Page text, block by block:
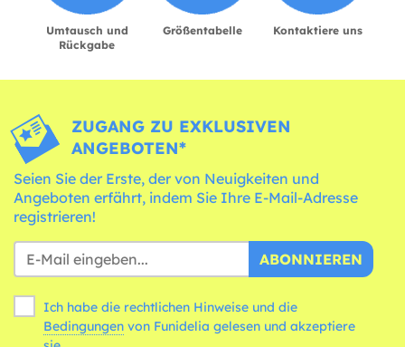
Umtausch und
Rückgabe
Größentabelle Kontaktiere uns
ZUGANG ZU EXKLUSIVEN
ANGEBOTEN*
Seien Sie der Erste, der von Neuigkeiten und
Angeboten erfährt, indem Sie Ihre E-Mail-Adresse
registrieren!
ABONNIEREN
Ich habe die rechtlichen Hinweise und die
Bedingungen